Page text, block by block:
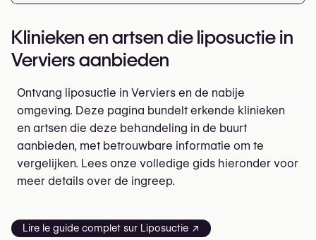
Klinieken en artsen die liposuctie in
Verviers aanbieden
Ontvang liposuctie in Verviers en de nabije
omgeving. Deze pagina bundelt erkende klinieken
en artsen die deze behandeling in de buurt
aanbieden, met betrouwbare informatie om te
vergelijken. Lees onze volledige gids hieronder voor
meer details over de ingreep.
Lire le guide complet sur Liposuctie ↗